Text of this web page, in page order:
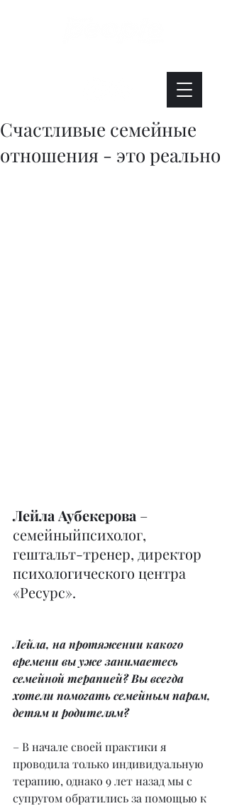
Счастливые семейные
отношения - это реально
Лейла Аубекерова –
семейныйпсихолог,
гештальт-тренер, директор
психологического центра
«Ресурс».
Лейла, на протяжении какого
времени вы уже занимаетесь
семейной терапией? Вы всегда
хотели помогать семейным парам,
детям и родителям?
– В начале своей практики я
проводила только индивидуальную
терапию, однако 9 лет назад мы с
супругом обратились за помощью к